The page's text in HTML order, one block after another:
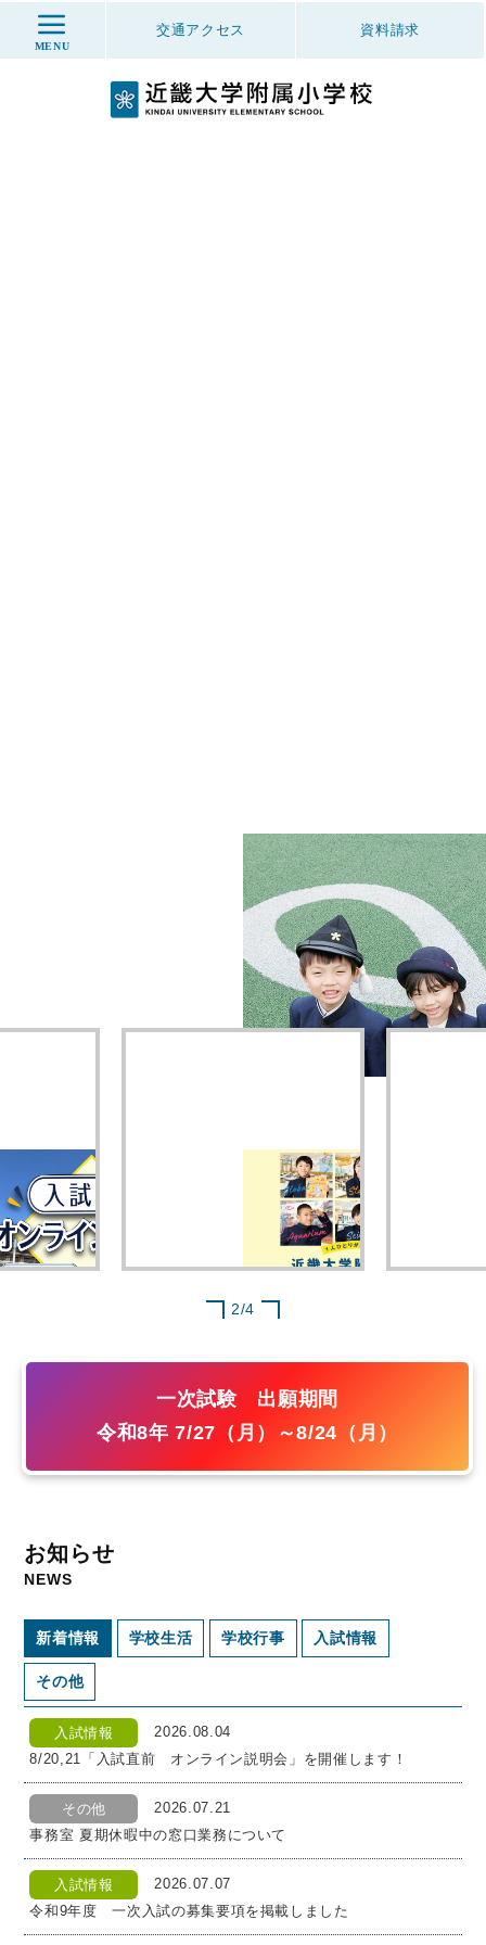
MENU
交通アクセス 資料請求
ン説明会 2027年度 学校案内 特設サイト
2/4
一次試験 出願期間
令和8年 7/27（月）～8/24（月）
お知らせ
NEWS
新着情報 学校生活 学校行事 入試情報
その他
入試情報
2026.08.04
8/20,21「入試直前 オンライン説明会」を開催します！
その他
2026.07.21
事務室 夏期休暇中の窓口業務について
入試情報
2026.07.07
令和9年度 一次入試の募集要項を掲載しました